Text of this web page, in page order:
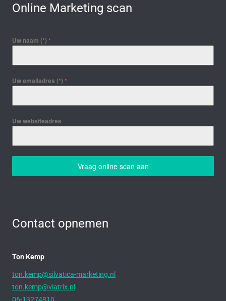
Online Marketing scan
Uw naam (*) *
Uw emailadres (*) *
Uw websiteadres
Vraag online scan aan
Contact opnemen
Ton Kemp
ton.kemp@silvatica-marketing.nl
ton.kemp@viatrix.nl
06-13274810